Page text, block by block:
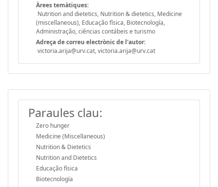
Àrees temàtiques:
Nutrition and dietetics, Nutrition & dietetics, Medicine
(miscellaneous), Educação física, Biotecnología,
Administração, ciências contábeis e turismo
Adreça de correu electrònic de l'autor:
victoria.arija@urv.cat, victoria.arija@urv.cat
Paraules clau:
Zero hunger
Medicine (Miscellaneous)
Nutrition & Dietetics
Nutrition and Dietetics
Educação física
Biotecnología